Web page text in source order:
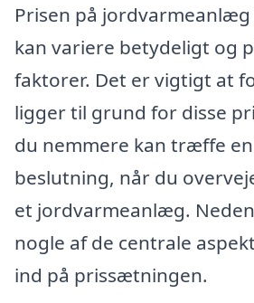
Prisen på jordvarmeanlæg
kan variere betydeligt og
faktorer. Det er vigtigt at
ligger til grund for disse
du nemmere kan træffe
beslutning, når du
et jordvarmeanlæg.
nogle af de centrale
ind på prissætningen.